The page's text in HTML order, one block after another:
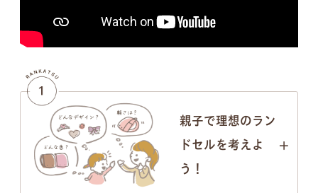
親子で理想のラン
ドセルを考えよ
う！